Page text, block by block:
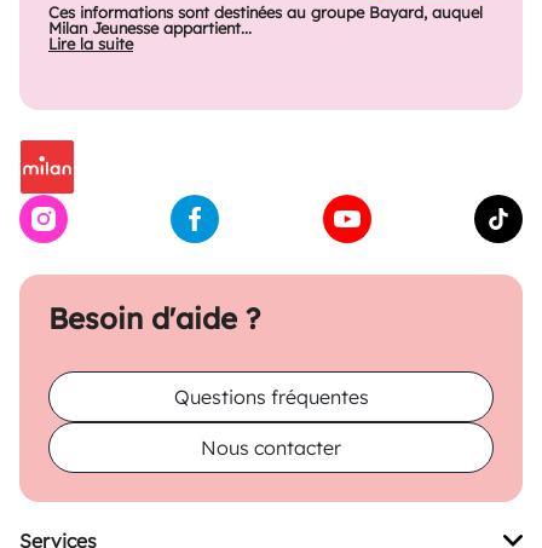
Besoin d'aide ?
Questions fréquentes
Nous contacter
Ces informations sont destinées au groupe Bayard, auquel
Milan Jeunesse appartient...
Lire la suite
Services